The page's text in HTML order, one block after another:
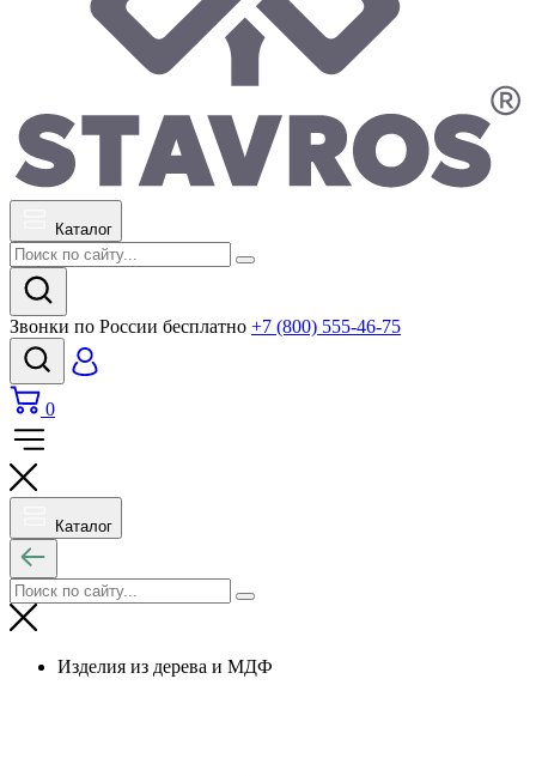
Каталог
Звонки по России бесплатно +7 (800) 555-46-75
0
Каталог
Изделия из дерева и МДФ